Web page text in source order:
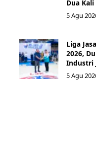
Dua
5 Agu
Liga
2026,
Industri
5 Agu